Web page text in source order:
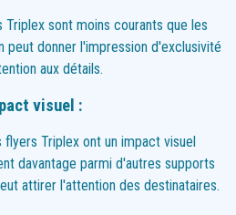
Triplex sont moins courants que les
peut donner l'impression d'exclusivité
aux détails.
visuel :
flyers Triplex ont un impact visuel
davantage parmi d'autres supports
attirer l'attention des destinataires.